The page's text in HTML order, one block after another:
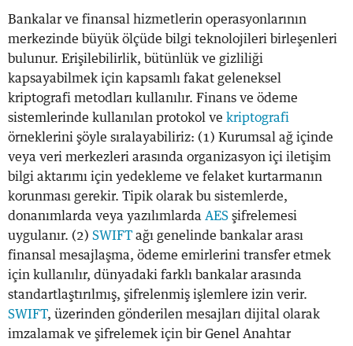
Bankalar ve finansal hizmetlerin operasyonlarının
merkezinde büyük ölçüde bilgi teknolojileri birleşenleri
bulunur. Erişilebilirlik, bütünlük ve gizliliği
kapsayabilmek için kapsamlı fakat geleneksel
kriptografi metodları kullanılır. Finans ve ödeme
sistemlerinde kullanılan protokol ve kriptografi
örneklerini şöyle sıralayabiliriz: (1) Kurumsal ağ içinde
veya veri merkezleri arasında organizasyon içi iletişim
bilgi aktarımı için yedekleme ve felaket kurtarmanın
korunması gerekir. Tipik olarak bu sistemlerde,
donanımlarda veya yazılımlarda AES şifrelemesi
uygulanır. (2) SWIFT ağı genelinde bankalar arası
finansal mesajlaşma, ödeme emirlerini transfer etmek
için kullanılır, dünyadaki farklı bankalar arasında
standartlaştırılmış, şifrelenmiş işlemlere izin verir.
SWIFT, üzerinden gönderilen mesajları dijital olarak
imzalamak ve şifrelemek için bir Genel Anahtar